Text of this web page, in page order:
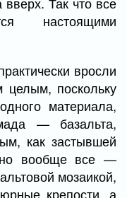
настоящими
вросли
поскольку
материала,
— базальта,
как застывшей
вообще все —
мозаикой,
крепости, а